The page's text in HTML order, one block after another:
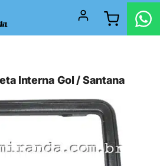
Interna Gol / Santana